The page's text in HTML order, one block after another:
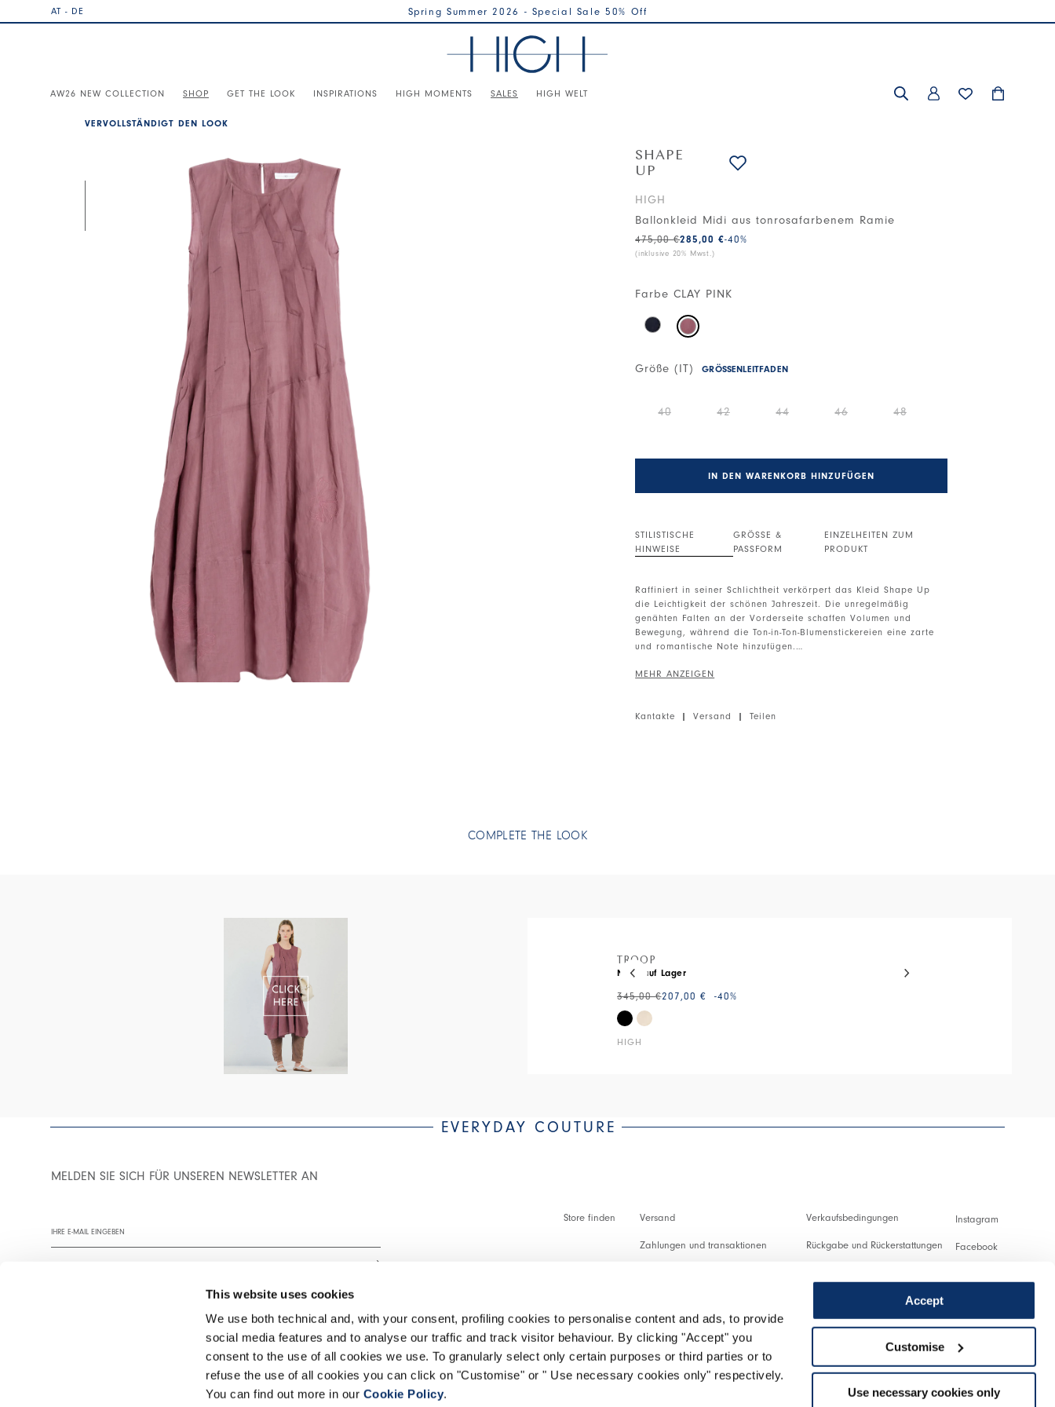
This website uses cookies
We use both technical and, with your consent, profiling cookies to personalise content and ads, to provide
social media features and to analyse our traffic and track visitor behaviour. By clicking "Accept" you
consent to the use of all cookies we use. To granularly select only certain purposes or third parties or to
refuse the use of all cookies you can click on "Customise" or " Use necessary cookies only" respectively.
You can find out more in our Cookie Policy.
Accept
Customise
Use necessary cookies only
AT - DE Spring Summer 2026 - Special Sale 50% Off
AW26 NEW COLLECTION SHOP GET THE LOOK INSPIRATIONS HIGH MOMENTS SALES HIGH WELT
VERVOLLSTÄNDIGT DEN LOOK
SHAPE
UP
HIGH
Ballonkleid Midi aus tonrosafarbenem Ramie
285,00 €
475,00 € -40%
(inklusive 20% Mwst.)
Farbe CLAY PINK
Größe (IT) GRÖSSENLEITFADEN
40 42 44 46 48
IN DEN WARENKORB HINZUFÜGEN
STILISTISCHE
HINWEISE
GRÖSSE &
PASSFORM
EINZELHEITEN ZUM
PRODUKT
Raffiniert in seiner Schlichtheit verkörpert das Kleid Shape Up
die Leichtigkeit der schönen Jahreszeit. Die unregelmäßig
genähten Falten an der Vorderseite schaffen Volumen und
Bewegung, während die Ton-in-Ton-Blumenstickereien eine zarte
und romantische Note hinzufügen.
Runder Ausschnitt. Verschluss mit kleinem Knopf hinten. Ärmellos.
Kantakte | Versand | Teilen
COMPLETE THE LOOK
TROOP
HIGH
345,00 €207,00 € -40%
Nicht auf Lager
EVERYDAY COUTURE
MELDEN SIE SICH FÜR UNSEREN NEWSLETTER AN
Wir empfehlen Ihnen, unsere Datenschutzrichtlinie vollständig zu lesen.
Store finden Versand
Zahlungen und transaktionen
Rückgabe veranlassen
Verkaufsbedingungen
Rückgabe und Rückerstattungen
Cookies
Instagram
Facebook
Twitter
Spotify